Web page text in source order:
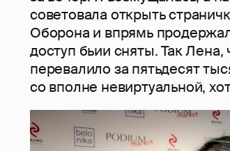
советовала открыть
Оборона и впрямь
доступ бьии сняты. Так
перевалило за пятьдесят
со вполне невиртуальной,